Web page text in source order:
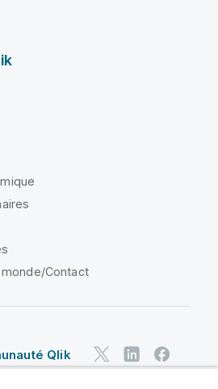
Contact
Qlik